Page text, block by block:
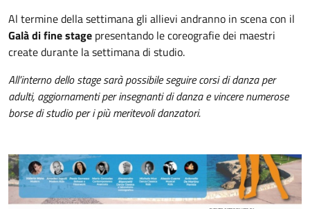
Al termine della settimana gli allievi andranno in scena con il
Galà di fine stage presentando le coreografie dei maestri
create durante la settimana di studio.
All’interno dello stage sarà possibile seguire corsi di danza per
adulti, aggiornamenti per insegnanti di danza e vincere numerose
borse di studio per i più meritevoli danzatori.